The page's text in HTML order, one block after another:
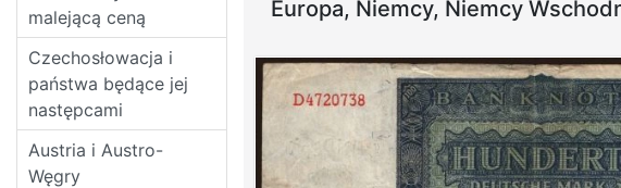
malejącą ceną
Czechosłowacja i
państwa będące jej
następcami
Austria i Austro-
Węgry
Europa, Niemcy, Niemcy